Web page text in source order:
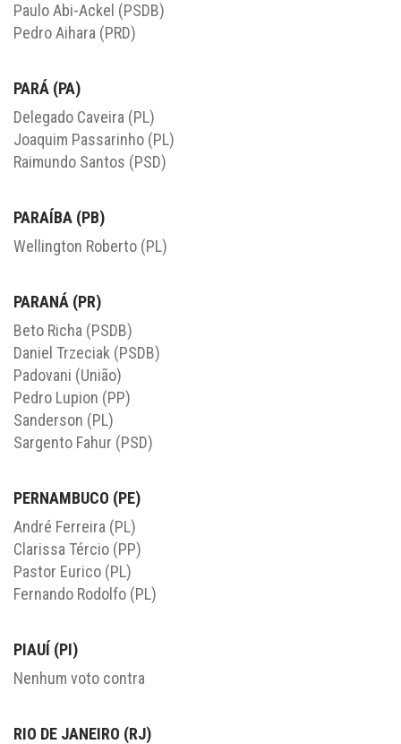
Paulo Abi-Ackel (PSDB)
Pedro Aihara (PRD)
PARÁ (PA)
Delegado Caveira (PL)
Joaquim Passarinho (PL)
Raimundo Santos (PSD)
PARAÍBA (PB)
Wellington Roberto (PL)
PARANÁ (PR)
Beto Richa (PSDB)
Daniel Trzeciak (PSDB)
Padovani (União)
Pedro Lupion (PP)
Sanderson (PL)
Sargento Fahur (PSD)
PERNAMBUCO (PE)
André Ferreira (PL)
Clarissa Tércio (PP)
Pastor Eurico (PL)
Fernando Rodolfo (PL)
PIAUÍ (PI)
Nenhum voto contra
RIO DE JANEIRO (RJ)